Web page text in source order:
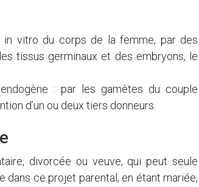
in vitro du corps de la femme, par des
tissus germinaux et des embryons, le
: par les gamètes du couple
d’un ou deux tiers donneurs.
divorcée ou veuve, qui peut seule
dans ce projet parental, en étant mariée,